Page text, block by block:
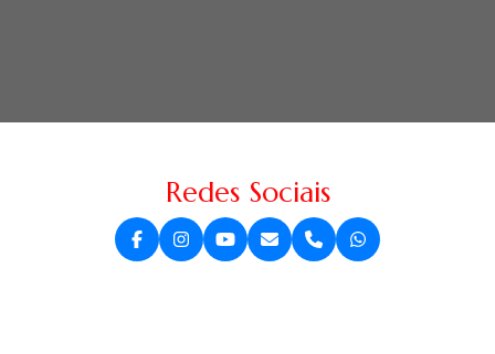
Redes Sociais